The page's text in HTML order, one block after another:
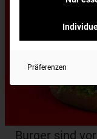
Burger sind
Präferenzen